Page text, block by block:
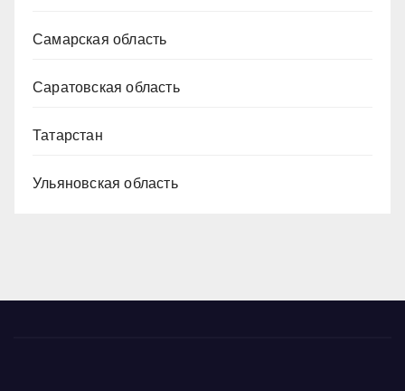
Самарская область
Саратовская область
Татарстан
Ульяновская область